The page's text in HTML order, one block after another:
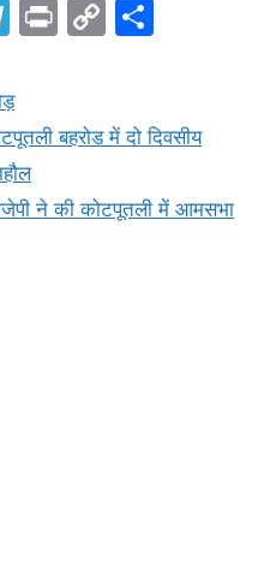
T
e
gr
a
m
Pr C
y
n
e
बहरोड में दो दिवसीय
ने की कोटपूतली में आमसभा